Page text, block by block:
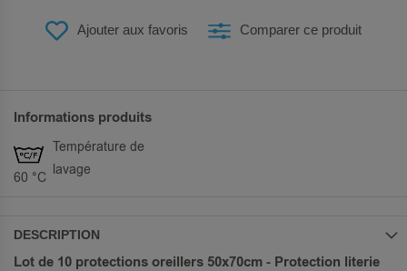
Ajouter aux favoris Comparer ce produit
Informations produits
60 °C
Température de
lavage
DESCRIPTION
Lot de 10 protections oreillers 50x70cm - Protection literie